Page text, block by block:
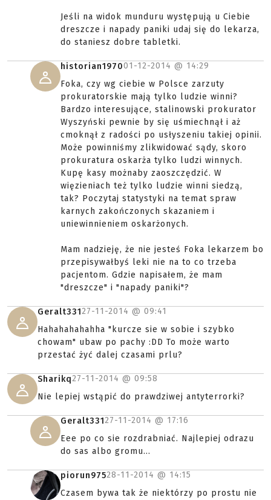
Jeśli na widok munduru występują u Ciebie
dreszcze i napady paniki udaj się do lekarza,
do staniesz dobre tabletki.
historian197001-12-2014 @ 14:29
Foka, czy wg ciebie w Polsce zarzuty
prokuratorskie mają tylko ludzie winni?
Bardzo interesujące, stalinowski prokurator
Wyszyński pewnie by się uśmiechnął i aż
cmoknął z radości po usłyszeniu takiej opinii.
Może powinniśmy zlikwidować sądy, skoro
prokuratura oskarża tylko ludzi winnych.
Kupę kasy możnaby zaoszczędzić. W
więzieniach też tylko ludzie winni siedzą,
tak? Poczytaj statystyki na temat spraw
karnych zakończonych skazaniem i
uniewinnieniem oskarżonych.
Mam nadzieję, że nie jesteś Foka lekarzem bo
przepisywałbyś leki nie na to co trzeba
pacjentom. Gdzie napisałem, że mam
"dreszcze" i "napady paniki"?
Geralt33127-11-2014 @ 09:41
Hahahahahahha "kurcze sie w sobie i szybko
chowam" ubaw po pachy :DD To może warto
przestać żyć dalej czasami prlu?
Sharikq27-11-2014 @ 09:58
Nie lepiej wstąpić do prawdziwej antyterrorki?
Geralt33127-11-2014 @ 17:16
Eee po co sie rozdrabniać. Najlepiej odrazu
do sas albo gromu...
piorun97528-11-2014 @ 14:15
Czasem bywa tak że niektórzy po prostu nie